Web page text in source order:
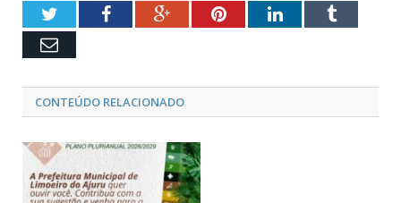
TwitterFacebookGoogle+PinterestLinkedInTumblr
Email
CONTEÚDO RELACIONADO